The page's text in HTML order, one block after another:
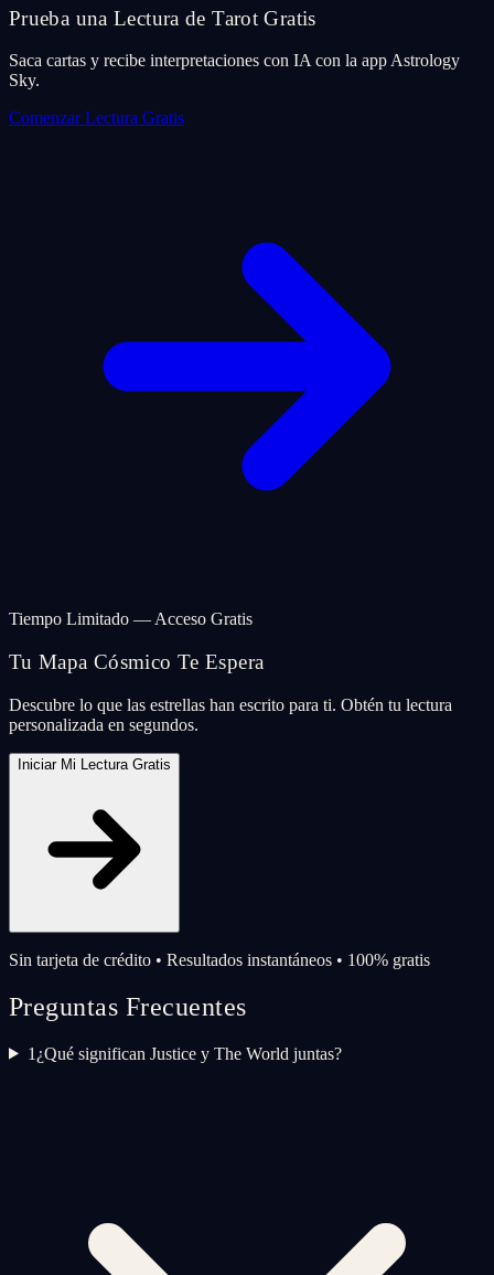
Prueba una Lectura de Tarot Gratis
Saca cartas y recibe interpretaciones con IA con la app Astrology
Sky.
Comenzar Lectura Gratis
Tiempo Limitado — Acceso Gratis
Tu Mapa Cósmico Te Espera
Descubre lo que las estrellas han escrito para ti. Obtén tu lectura
personalizada en segundos.
Iniciar Mi Lectura Gratis
Sin tarjeta de crédito • Resultados instantáneos • 100% gratis
Preguntas Frecuentes
1 ¿Qué significan Justice y The World juntas?